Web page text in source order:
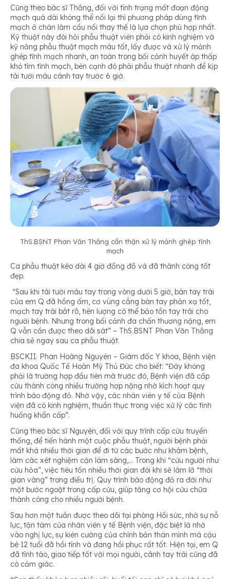
Cũng theo bác sĩ Thắng, đối với tình trạng mất đoạn động
mạch quá dài không thể nối lại thì phương pháp dùng tĩnh
mạch ở chân làm cầu nối thay thế là lựa chọn phù hợp nhất.
Kỹ thuật này đòi hỏi phẫu thuật viên phải có kinh nghiệm và
kỹ năng phẫu thuật mạch máu tốt, lấy được và xử lý mảnh
ghép tĩnh mạch nhanh, an toàn trong bối cảnh huyết áp thấp
khó tìm tĩnh mạch, bên cạnh đó phải phẫu thuật nhanh để kịp
tái tưới máu cánh tay trước 6 giờ.
ThS.BSNT Phan Văn Thắng cẩn thận xửlý mảnh ghép tĩnh
mạch
Ca phẫu thuật kéo dài 4 giờ đồng đồ và đã thành công tốt
đẹp.
“Sau khi tái tưới máu tay trong vòng dưới 5 giờ, bàn tay trái
của em Q đã hồng ấm, cơ vùng cẳng bàn tay phản xạ tốt,
mạch tay trái bắt rõ, tiên lượng có thể bảo tồn tay trái cho
người bệnh. Nhưng trong bối cảnh đa chấn thương nặng, em
Q vẫn cần được theo dõi sát” – ThS.BSNT Phan Văn Thắng
chia sẻ ngay sau ca phẫu thuật.
BSCKII. Phan Hoàng Nguyên – Giám đốc Y khoa, Bệnh viện
đa khoa Quốc Tế Hoàn Mỹ Thủ Đức cho biết: “Đây không
phải là trường hợp đầu tiên mà trước đó, Bệnh viện đã cấp
cứu thành công nhiều trường hợp nặng nhờ kích hoạt quy
trình báo động đỏ. Nhờ vậy, các nhân viên y tế của Bệnh
viện đã có kinh nghiệm, thuần thục trong việc xử lý các tình
huống khẩn cấp”.
Cũng theo bác sĩ Nguyên, đối với quy trình cấp cứu truyền
thống, để tiến hành một cuộc phẫu thuật, người bệnh phải
mất khá nhiều thời gian để đi từ các bước như khám bệnh,
làm các xét nghiệm cận lâm sàng,… Trong khi “cứu người như
cứu hỏa”, việc tiêu tốn nhiều thời gian đôi khi sẽ làm lỡ “thời
gian vàng” trong điều trị. Quy trình báo động đỏ ra đời như
một bước ngoặt trong cấp cứu, giúp tăng cơ hội cứu chữa
thành công cho nhiều người bệnh.
Sau hơn một tuần được theo dõi tại phòng Hồi sức, nhờ sự nỗ
lực, tận tâm của nhân viên y tế Bệnh viện, đặc biệt là nhờ
vào nghị lực, sự kiên cường của chính bản thân mình mà cậu
bé 12 tuổi đã hồi tỉnh và đang hồi phục rất tốt. Hiện tại, em Q
đã tỉnh táo, giao tiếp tốt với mọi người, cánh tay trái cũng đã
có cảm giác.